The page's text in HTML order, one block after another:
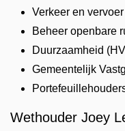
Verkeer en vervoer
Beheer openbare
Duurzaamheid
Gemeentelijk
Wethouder Joey